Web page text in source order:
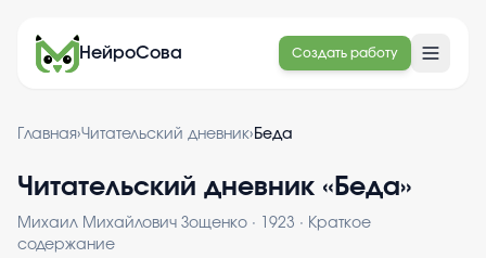
НейроСова Создать работу
Главная›Читательский дневник› Беда
Читательский дневник « Беда»
Михаил Михайлович Зощенко · 1923 · Краткое
содержание